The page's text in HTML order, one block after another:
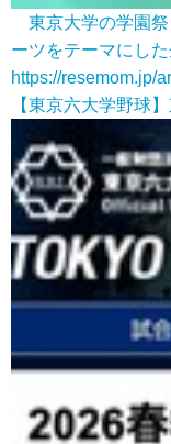
東京大学の学園祭
ーツをテーマにし
https://resemom.jp/
【東京六大学野球